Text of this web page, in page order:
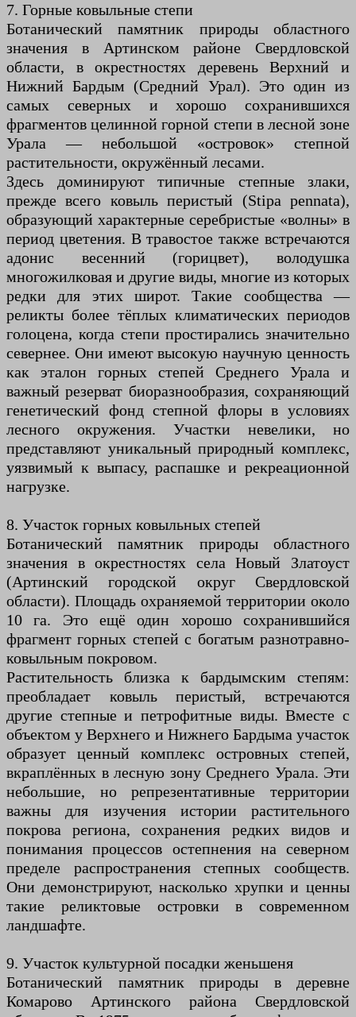
7. Горные ковыльные степи
Ботанический памятник природы областного
значения в Артинском районе Свердловской
области, в окрестностях деревень Верхний и
Нижний Бардым (Средний Урал). Это один из
самых северных и хорошо сохранившихся
фрагментов целинной горной степи в лесной зоне
Урала — небольшой «островок» степной
растительности, окружённый лесами.
Здесь доминируют типичные степные злаки,
прежде всего ковыль перистый (Stipa pennata),
образующий характерные серебристые «волны» в
период цветения. В травостое также встречаются
адонис весенний (горицвет), володушка
многожилковая и другие виды, многие из которых
редки для этих широт. Такие сообщества —
реликты более тёплых климатических периодов
голоцена, когда степи простирались значительно
севернее. Они имеют высокую научную ценность
как эталон горных степей Среднего Урала и
важный резерват биоразнообразия, сохраняющий
генетический фонд степной флоры в условиях
лесного окружения. Участки невелики, но
представляют уникальный природный комплекс,
уязвимый к выпасу, распашке и рекреационной
нагрузке.
8. Участок горных ковыльных степей
Ботанический памятник природы областного
значения в окрестностях села Новый Златоуст
(Артинский городской округ Свердловской
области). Площадь охраняемой территории около
10 га. Это ещё один хорошо сохранившийся
фрагмент горных степей с богатым разнотравно-
ковыльным покровом.
Растительность близка к бардымским степям:
преобладает ковыль перистый, встречаются
другие степные и петрофитные виды. Вместе с
объектом у Верхнего и Нижнего Бардыма участок
образует ценный комплекс островных степей,
вкраплённых в лесную зону Среднего Урала. Эти
небольшие, но репрезентативные территории
важны для изучения истории растительного
покрова региона, сохранения редких видов и
понимания процессов остепнения на северном
пределе распространения степных сообществ.
Они демонстрируют, насколько хрупки и ценны
такие реликтовые островки в современном
ландшафте.
9. Участок культурной посадки женьшеня
Ботанический памятник природы в деревне
Комарово Артинского района Свердловской